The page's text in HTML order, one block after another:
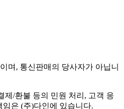
며, 통신판매의 당사자가 아닙니
제/환불 등의 민원 처리, 고객 응
은 (주)다인에 있습니다.